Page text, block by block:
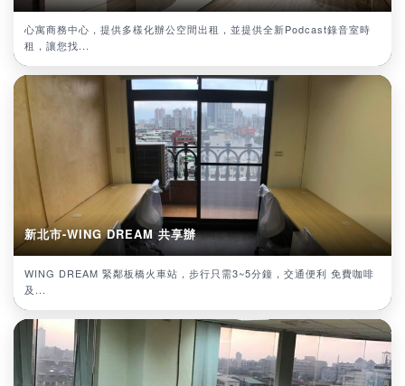
心寓商務中心，提供多樣化辦公空間出租，並提供全新Podcast錄音室時
租，讓您找...
新北市-WING DREAM 共享辦
WING DREAM 緊鄰板橋火車站，步行只需3~5分鐘，交通便利 免費咖啡
及...